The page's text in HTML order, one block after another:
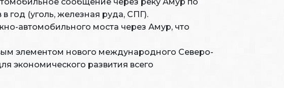
год (уголь, железная руда, СПГ).
автомобильного моста через Амур, что
элементом нового международного Северо-
экономического развития всего